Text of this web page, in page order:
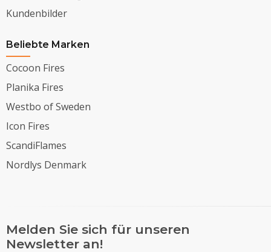
Kundenbilder
Beliebte Marken
Cocoon Fires
Planika Fires
Westbo of Sweden
Icon Fires
ScandiFlames
Nordlys Denmark
Melden Sie sich für unseren
Newsletter an!